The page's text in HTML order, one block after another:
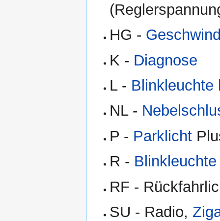
HG -
K - Diagnose
L - Blinkleuchte
NL -
P - Parklicht
R -
RF -
SU - Radio,